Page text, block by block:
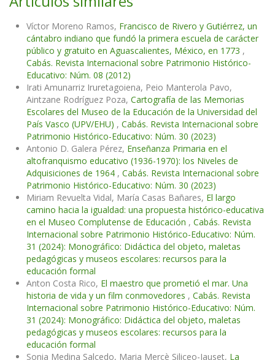
Víctor Moreno Ramos, Francisco de Rivero y Gutiérrez, un
cántabro indiano que fundó la primera escuela de carácter
público y gratuito en Aguascalientes, México, en 1773 ,
Cabás. Revista Internacional sobre Patrimonio Histórico-
Educativo: Núm. 08 (2012)
Irati Amunarriz Iruretagoiena, Peio Manterola Pavo,
Aintzane Rodríguez Poza, Cartografía de las Memorias
Escolares del Museo de la Educación de la Universidad del
País Vasco (UPV/EHU) , Cabás. Revista Internacional sobre
Patrimonio Histórico-Educativo: Núm. 30 (2023)
Antonio D. Galera Pérez, Enseñanza Primaria en el
altofranquismo educativo (1936-1970): los Niveles de
Adquisiciones de 1964 , Cabás. Revista Internacional sobre
Patrimonio Histórico-Educativo: Núm. 30 (2023)
Miriam Revuelta Vidal, María Casas Bañares, El largo
camino hacia la igualdad: una propuesta histórico-educativa
en el Museo Complutense de Educación , Cabás. Revista
Internacional sobre Patrimonio Histórico-Educativo: Núm.
31 (2024): Monográfico: Didáctica del objeto, maletas
pedagógicas y museos escolares: recursos para la
educación formal
Anton Costa Rico, El maestro que prometió el mar. Una
historia de vida y un film conmovedores , Cabás. Revista
Internacional sobre Patrimonio Histórico-Educativo: Núm.
31 (2024): Monográfico: Didáctica del objeto, maletas
pedagógicas y museos escolares: recursos para la
educación formal
Sonia Medina Salcedo, Maria Mercè Siliceo-Jauset, La